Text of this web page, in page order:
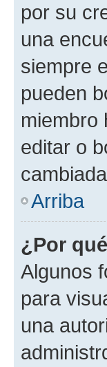
por su
una
siempre
pueden
miembro
editar o
Arriba
¿Por
Algunos
para
una